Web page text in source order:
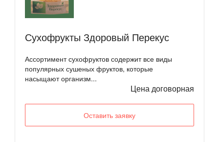
Сухофрукты Здоровый Перекус
Ассортимент сухофруктов содержит все виды
популярных сушеных фруктов, которые
насыщают организм...
Цена договорная
Оставить заявку